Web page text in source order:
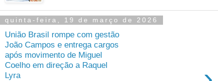
quinta-feira, 19 de março de 2026
União Brasil rompe com gestão
João Campos e entrega cargos
após movimento de Miguel
Coelho em direção a Raquel
Lyra